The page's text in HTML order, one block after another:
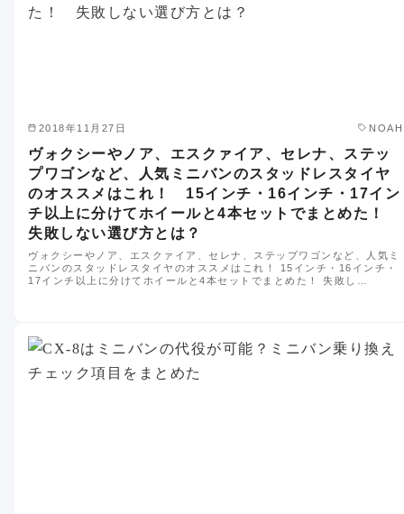
2018年11月27日 NOAH
ヴォクシーやノア、エスクァイア、セレナ、ステッ
プワゴンなど、人気ミニバンのスタッドレスタイヤ
のオススメはこれ！ 15インチ・16インチ・17イン
チ以上に分けてホイールと4本セットでまとめた！
失敗しない選び方とは？
ヴォクシーやノア、エスクァイア、セレナ、ステップワゴンなど、人気ミ
ニバンのスタッドレスタイヤのオススメはこれ！ 15インチ・16インチ・
17インチ以上に分けてホイールと4本セットでまとめた！ 失敗し…